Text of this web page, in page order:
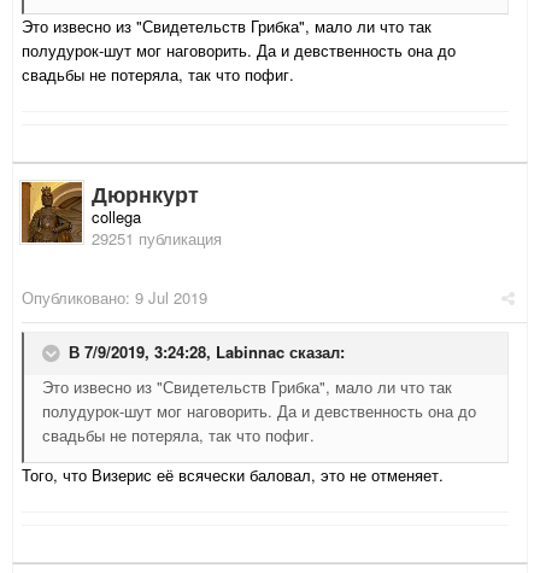
Это извесно из "Свидетельств Грибка", мало ли что так
полудурок-шут мог наговорить. Да и девственность она до
свадьбы не потеряла, так что пофиг.
Дюрнкурт
collega
29251 публикация
Опубликовано: 9 Jul 2019
В 7/9/2019, 3:24:28, Labinnac сказал:
Это извесно из "Свидетельств Грибка", мало ли что так
полудурок-шут мог наговорить. Да и девственность она до
свадьбы не потеряла, так что пофиг.
Того, что Визерис её всячески баловал, это не отменяет.